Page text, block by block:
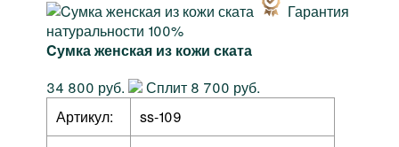
Гарантия
натуральности 100%
Cумка женская из кожи ската
34 800 руб.
Сплит 8 700 руб.
Артикул:
ss-109